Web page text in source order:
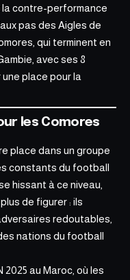
la contre-performance
pas des Aigles de
qui terminent en
avec ses 8
place pour la
les Comores
place dans un groupe
constants du football
hissant à ce niveau,
de figurer : ils
redoutables,
nations du football
2025 au Maroc , où les